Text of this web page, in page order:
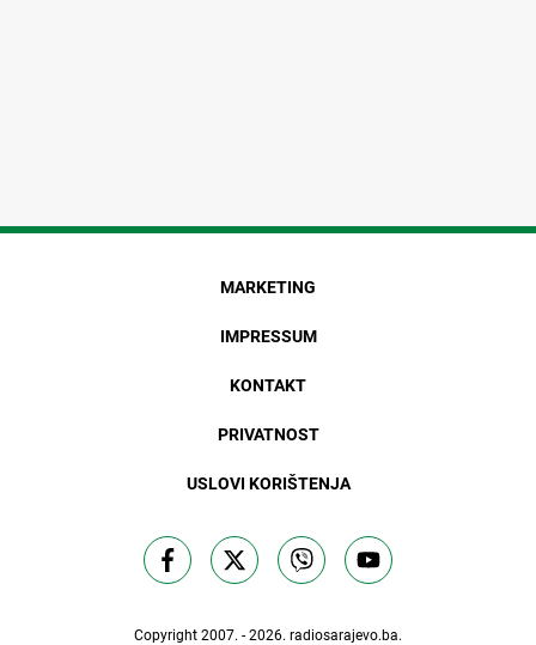
MARKETING
IMPRESSUM
KONTAKT
PRIVATNOST
USLOVI KORIŠTENJA
Copyright 2007. - 2026. radiosarajevo.ba.